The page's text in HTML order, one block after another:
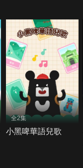
全2集
小黑啤華語兒歌